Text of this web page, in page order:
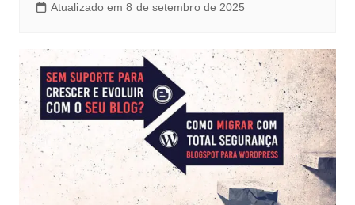
Atualizado em 8 de setembro de 2025